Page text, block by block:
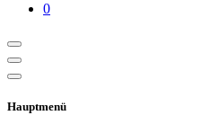
0
Hauptmenü